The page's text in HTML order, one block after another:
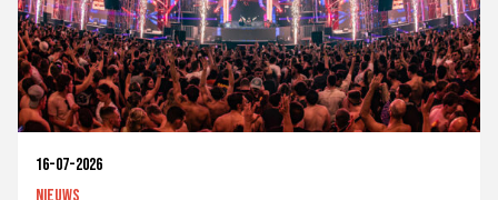
16-07-2026
Nieuws